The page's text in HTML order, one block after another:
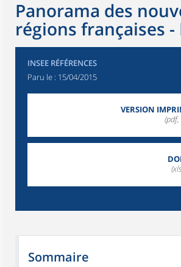
Panorama des
régions françaises
INSEE RÉFÉRENCES
Paru le : 15/04/2015
VERSION
(pdf,
Sommaire